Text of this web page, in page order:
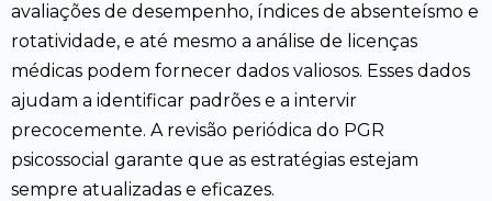
avaliações de desempenho, índices de absenteísmo e
rotatividade, e até mesmo a análise de licenças
médicas podem fornecer dados valiosos. Esses dados
ajudam a identificar padrões e a intervir
precocemente. A revisão periódica do PGR
psicossocial garante que as estratégias estejam
sempre atualizadas e eficazes.